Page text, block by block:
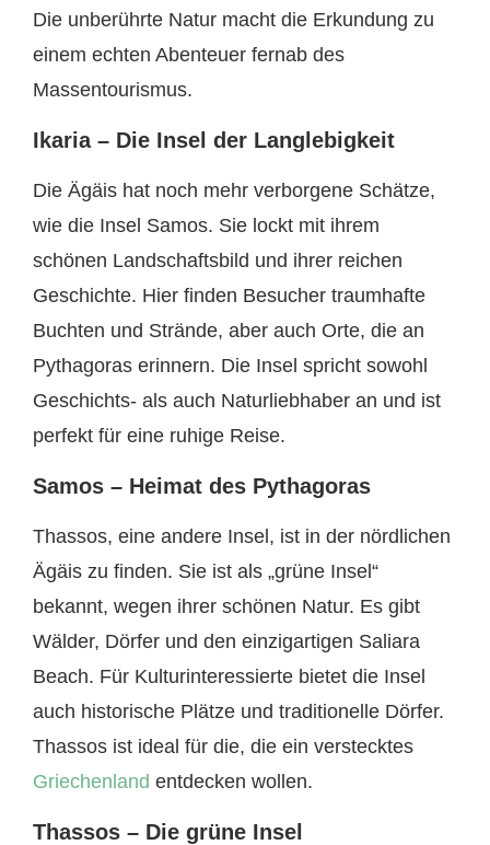
Die unberührte Natur macht die Erkundung zu
einem echten Abenteuer fernab des
Massentourismus.
Ikaria – Die Insel der Langlebigkeit
Die Ägäis hat noch mehr verborgene Schätze,
wie die Insel Samos. Sie lockt mit ihrem
schönen Landschaftsbild und ihrer reichen
Geschichte. Hier finden Besucher traumhafte
Buchten und Strände, aber auch Orte, die an
Pythagoras erinnern. Die Insel spricht sowohl
Geschichts- als auch Naturliebhaber an und ist
perfekt für eine ruhige Reise.
Samos – Heimat des Pythagoras
Thassos, eine andere Insel, ist in der nördlichen
Ägäis zu finden. Sie ist als „grüne Insel“
bekannt, wegen ihrer schönen Natur. Es gibt
Wälder, Dörfer und den einzigartigen Saliara
Beach. Für Kulturinteressierte bietet die Insel
auch historische Plätze und traditionelle Dörfer.
Thassos ist ideal für die, die ein verstecktes
Griechenland entdecken wollen.
Thassos – Die grüne Insel